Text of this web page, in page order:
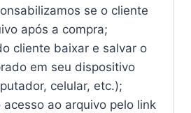
se o cliente
após a compra;
cliente baixar e salvar o
em seu dispositivo
celular, etc.);
acesso ao arquivo pelo link